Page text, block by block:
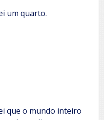
um quarto.
que o mundo inteiro